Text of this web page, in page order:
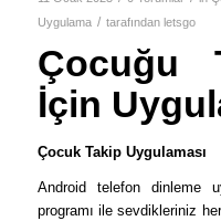
Uygulama / tarafından letsgo
Çocuğu
İçin
Çocuk Takip Uygulaması
Android telefon dinleme
programı ile sevdikleriniz